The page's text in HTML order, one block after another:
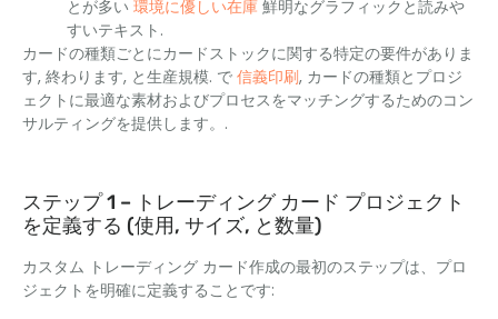
とが多い 環境に優しい在庫 鮮明なグラフィックと読みや
すいテキスト.
カードの種類ごとにカードストックに関する特定の要件がありま
す, 終わります, と生産規模. で 信義印刷, カードの種類とプロジ
ェクトに最適な素材およびプロセスをマッチングするためのコン
サルティングを提供します。.
ステップ 1 – トレーディング カード プロジェクト
を定義する (使用, サイズ, と数量)
カスタム トレーディング カード作成の最初のステップは、プロ
ジェクトを明確に定義することです: